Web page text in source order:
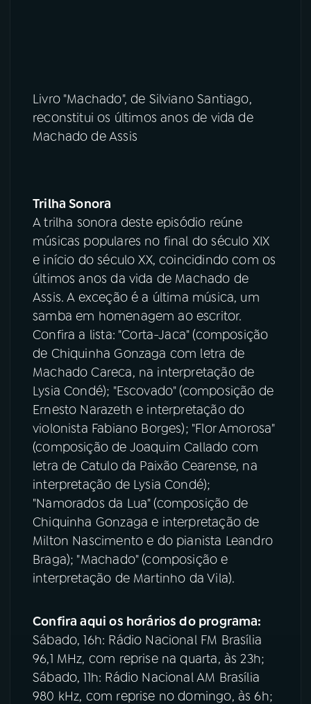
Livro "Machado", de Silviano Santiago,
reconstitui os últimos anos de vida de
Machado de Assis
Trilha Sonora
A trilha sonora deste episódio reúne
músicas populares no final do século XIX
e início do século XX, coincidindo com os
últimos anos da vida de Machado de
Assis. A exceção é a última música, um
samba em homenagem ao escritor.
Confira a lista: "Corta-Jaca" (composição
de Chiquinha Gonzaga com letra de
Machado Careca, na interpretação de
Lysia Condé); "Escovado" (composição de
Ernesto Narazeth e interpretação do
violonista Fabiano Borges); "Flor Amorosa"
(composição de Joaquim Callado com
letra de Catulo da Paixão Cearense, na
interpretação de Lysia Condé);
"Namorados da Lua" (composição de
Chiquinha Gonzaga e interpretação de
Milton Nascimento e do pianista Leandro
Braga); "Machado" (composição e
interpretação de Martinho da Vila).
Confira aqui os horários do programa:
Sábado, 16h: Rádio Nacional FM Brasília
96,1 MHz, com reprise na quarta, às 23h;
Sábado, 11h: Rádio Nacional AM Brasília
980 kHz, com reprise no domingo, às 6h;